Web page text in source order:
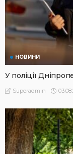
НОВИНИ
У поліції
Superadmin